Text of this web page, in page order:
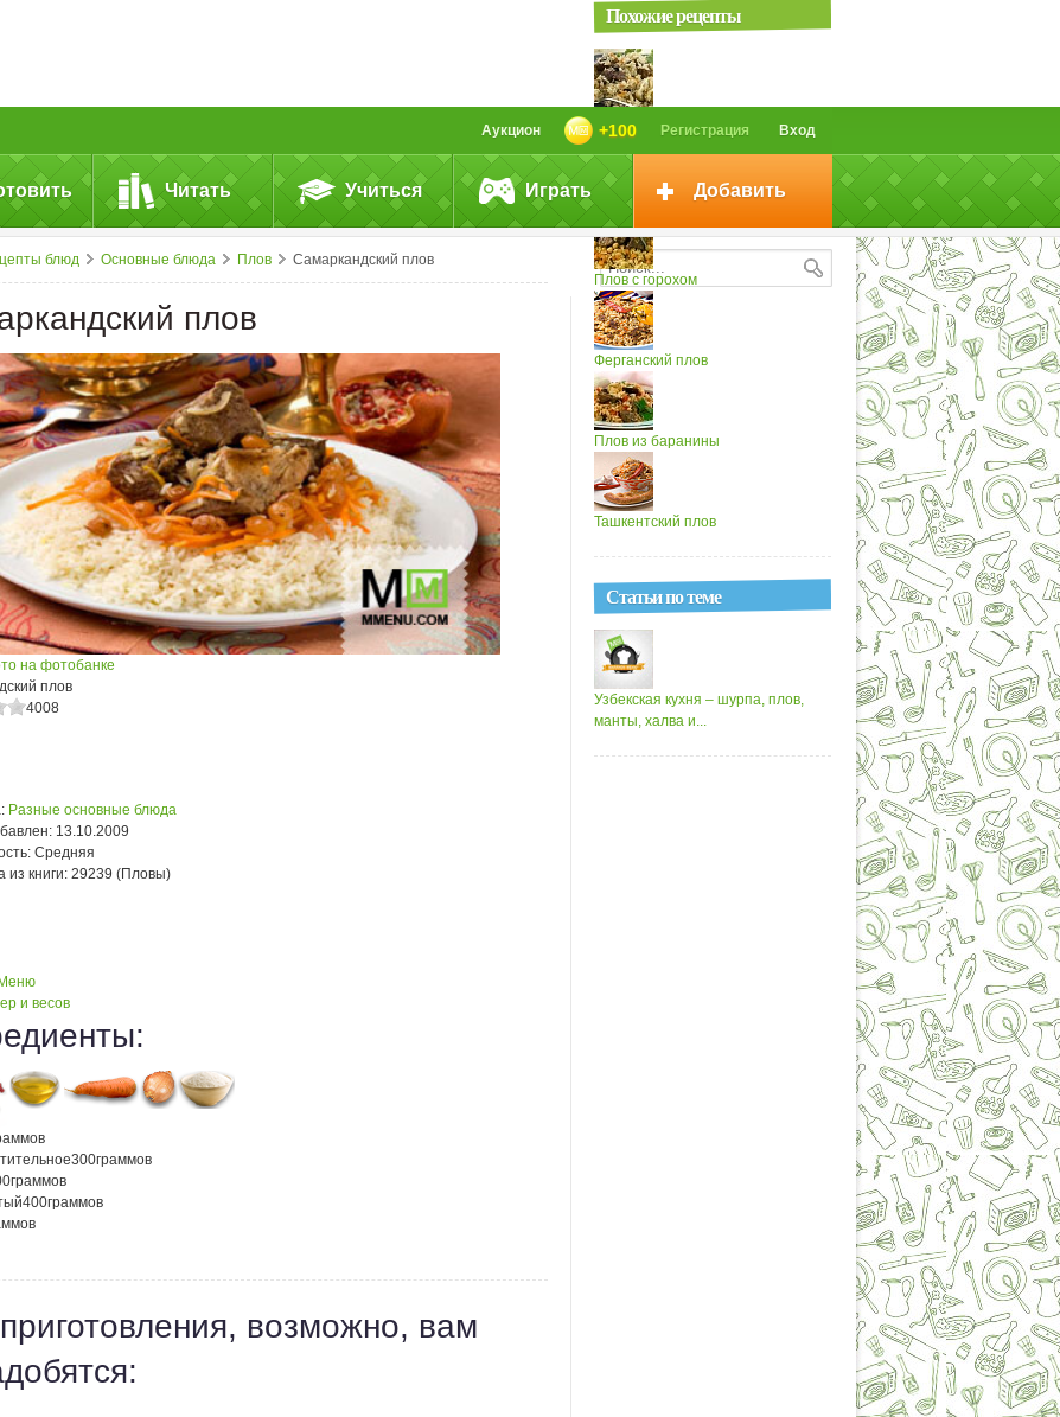
Вход
Регистрация
+100
Аукцион
Читать Учиться Играть Добавить
блюд Основные блюда Плов Самаркандский плов
плов
на фотобанке
плов
4008
Разные основные блюда
13.10.2009
Средняя
из книги: 29239 (Пловы)
и весов
300граммов
граммов
400граммов
возможно, вам
Похожие рецепты
Плов (2)
Плов с горохом
Ферганский плов
Плов из баранины
Ташкентский плов
Статьи по теме
Узбекская кухня – шурпа, плов,
манты, халва и...